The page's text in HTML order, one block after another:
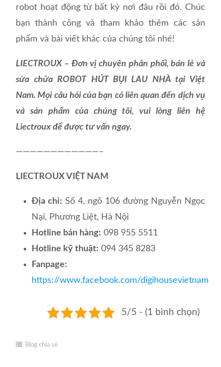
robot hoạt động từ bất kỳ nơi đâu rồi đó. Chúc
bạn thành công và tham khảo thêm các sản
phẩm và bài viết khác của chúng tôi nhé!
LIECTROUX – Đơn vị chuyên phân phối, bán lẻ và
sửa chữa ROBOT HÚT BỤI LAU NHÀ tại Việt
Nam. Mọi câu hỏi của bạn có liên quan đến dịch vụ
và sản phẩm của chúng tôi, vui lòng liên hệ
Liectroux để được tư vấn ngay.
————————————–
LIECTROUX VIỆT NAM
Địa chỉ: Số 4, ngõ 106 đường Nguyễn Ngọc
Nại, Phương Liệt, Hà Nội
Hotline bán hàng: 098 955 5511
Hotline kỹ thuật: 094 345 8283
Fanpage:
https://www.facebook.com/digihousevietnam
5/5 - (1 bình chọn)
Blog chia sẻ